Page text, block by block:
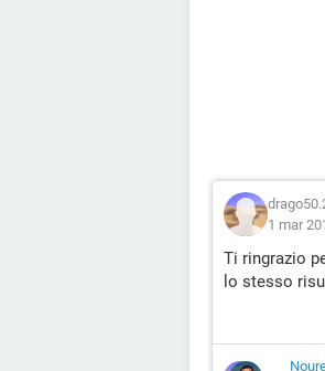
1 mar
Ti ringrazio
lo stesso